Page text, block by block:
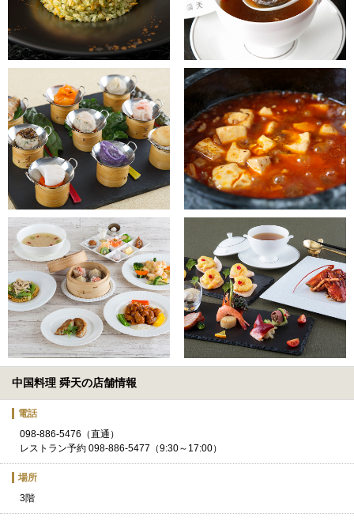
中国料理 舜天の店舗情報
電話
098-886-5476（直通）
レストラン予約 098-886-5477（9:30～17:00）
場所
3階